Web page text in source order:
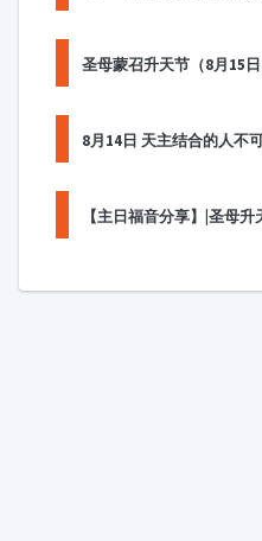
圣母蒙召升天节（8月15日
8月14日 天主结合的人不
【主日福音分享】|圣母升